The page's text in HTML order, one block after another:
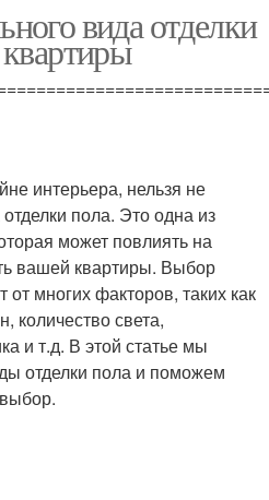
вида отделки
интерьера, нельзя не
пола. Это одна из
может повлиять на
вашей квартиры. Выбор
от многих факторов, таких как
количество света,
и т.д. В этой статье мы
отделки пола и поможем